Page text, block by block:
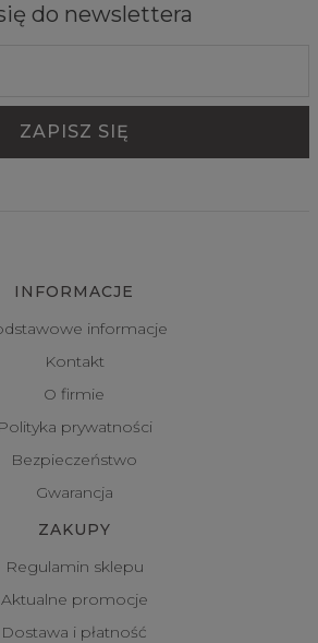
do newslettera
INFORMACJE
informacje
Kontakt
O firmie
Polityka prywatności
Bezpieczeństwo
Gwarancja
ZAKUPY
Regulamin sklepu
Aktualne promocje
Dostawa i płatność